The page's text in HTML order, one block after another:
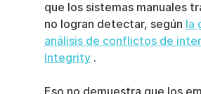
que los sistemas manuales
no logran detectar, según la
análisis de conflictos de
Integrity .